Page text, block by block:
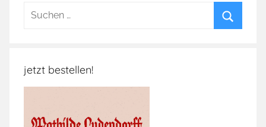
Suchen
jetzt bestellen!